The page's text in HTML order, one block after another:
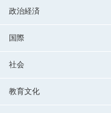
政治経済
国際
社会
教育文化